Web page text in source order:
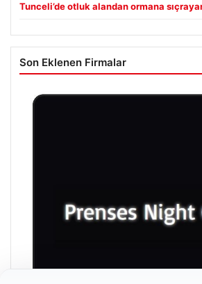
Tunceli’de otluk alandan ormana
Son Eklenen Firmalar